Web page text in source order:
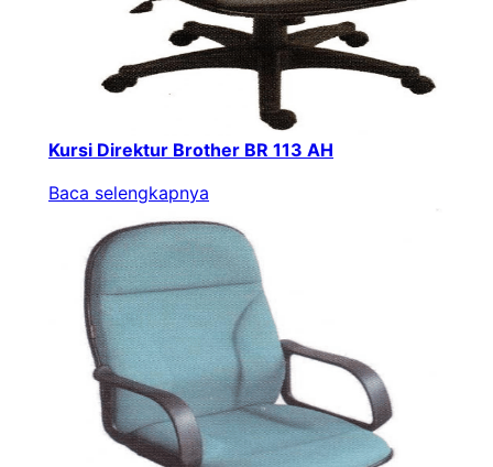
Kursi Direktur Brother BR 113 AH
Baca selengkapnya